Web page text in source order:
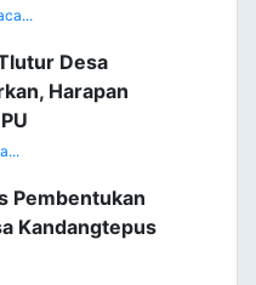
Desa
Harapan
Pembentukan
Kandangtepus